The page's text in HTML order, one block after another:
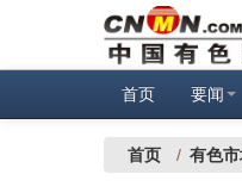
首页 要闻
首页 / 有色